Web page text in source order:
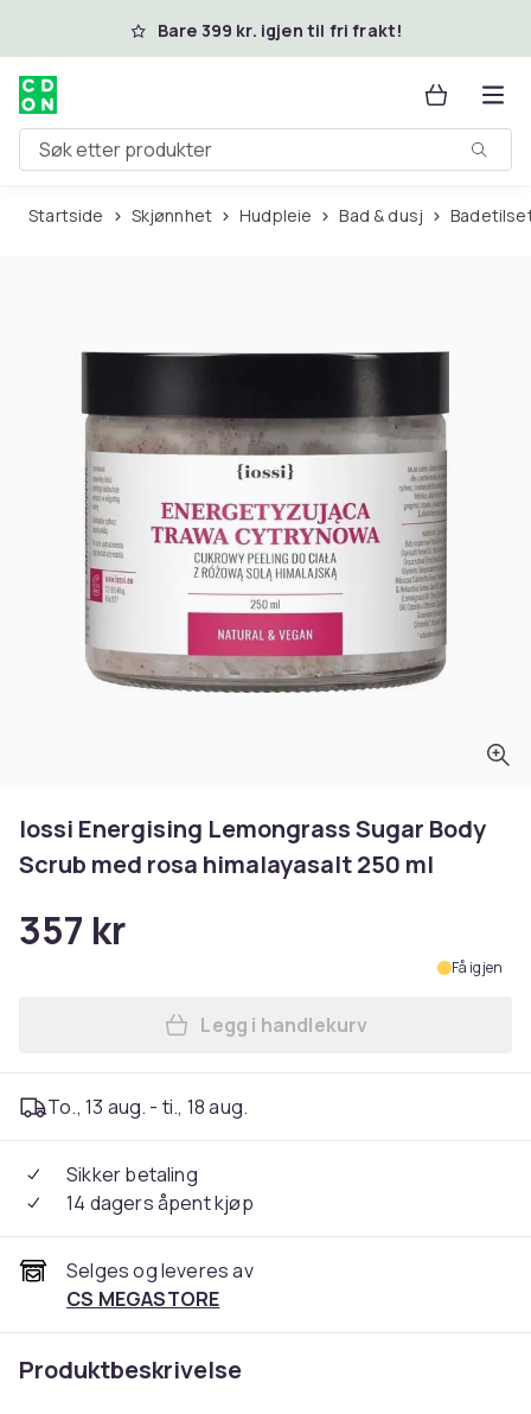
Hopp til hovedinnholdBare 399 kr. igjen til fri frakt!
Søk etter produkter
Startside Skjønnhet Hudpleie Bad & dusj
Iossi Energising Lemongrass Sugar Body
Scrub med rosa himalayasalt 250 ml
357 kr
Få igjen
Legg Iossi Energising
Legg i handlekurv
To., 13 aug. - ti., 18 aug.
Sikker betaling
14 dagers åpent kjøp
Selges og leveres av
CS MEGASTORE
Produktbeskrivelse